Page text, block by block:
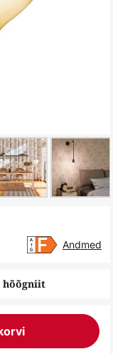
hõõgniit
Andmed